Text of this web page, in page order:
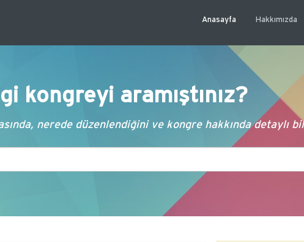
Anasayfa Hakkımızda
kongreyi aramıştınız?
nerede düzenlendiğini ve kongre hakkında detaylı